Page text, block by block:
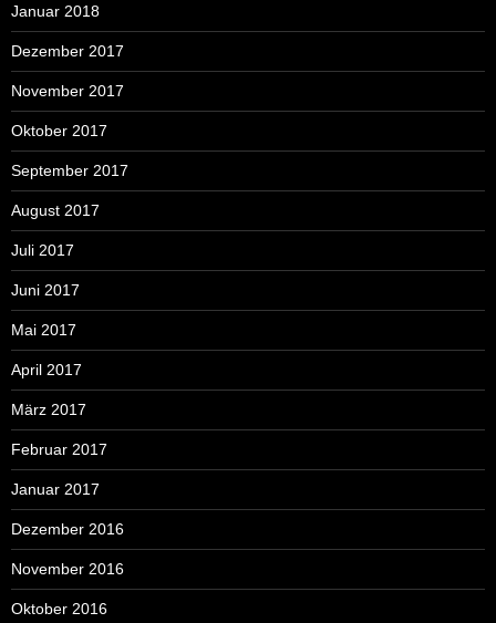
Januar 2018
Dezember 2017
November 2017
Oktober 2017
September 2017
August 2017
Juli 2017
Juni 2017
Mai 2017
April 2017
März 2017
Februar 2017
Januar 2017
Dezember 2016
November 2016
Oktober 2016